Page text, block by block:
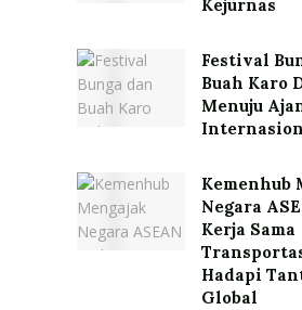
Kejurnas
Festival
Buah Karo
Menuju
Kemenhub
Negara
Kerja Sama
Hadapi
Global